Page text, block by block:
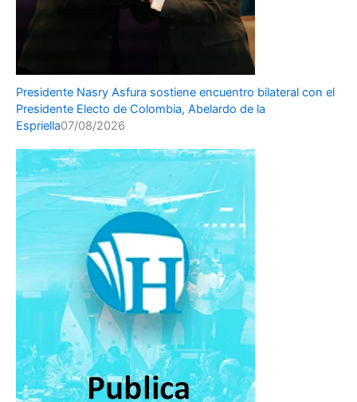
Presidente Nasry Asfura sostiene encuentro bilateral con el
Presidente Electo de Colombia, Abelardo de la
Espriella07/08/2026